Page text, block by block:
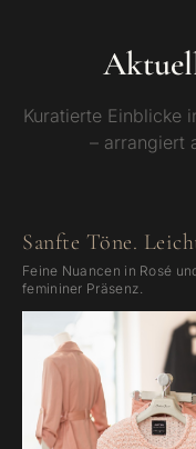
Kuratierte Einblicke
– arrangiert
Sanfte Töne.
Feine Nuancen in Rosé
femininer Präsenz.